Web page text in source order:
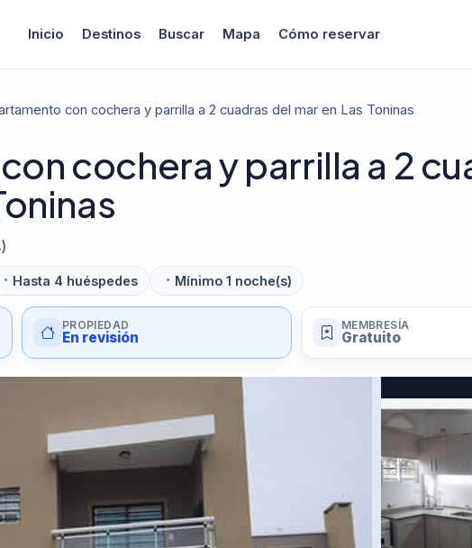
Inicio Destinos Buscar Mapa Cómo reservar
con cochera y parrilla a 2 cuadras del mar en Las Toninas
cochera y parrilla a 2
Hasta 4 huéspedes Mínimo 1 noche(s)
PROPIEDAD
En revisión
MEMBRESÍA
Gratuito